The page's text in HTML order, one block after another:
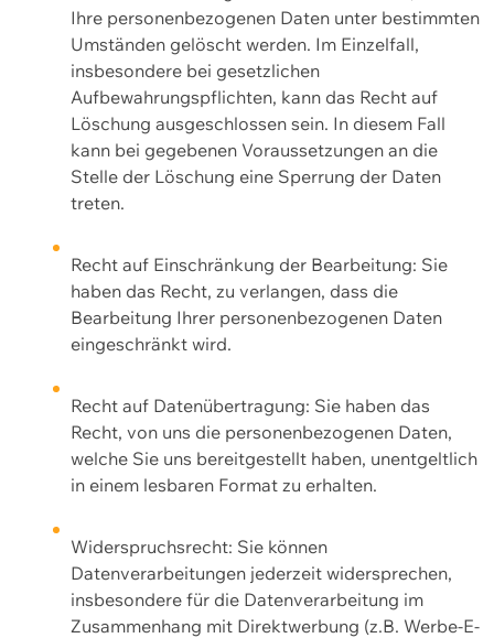
Ihre personenbezogenen Daten unter bestimmten
Umständen gelöscht werden. Im Einzelfall,
insbesondere bei gesetzlichen
Aufbewahrungspflichten, kann das Recht auf
Löschung ausgeschlossen sein. In diesem Fall
kann bei gegebenen Voraussetzungen an die
Stelle der Löschung eine Sperrung der Daten
treten.
Recht auf Einschränkung der Bearbeitung: Sie
haben das Recht, zu verlangen, dass die
Bearbeitung Ihrer personenbezogenen Daten
eingeschränkt wird.
Recht auf Datenübertragung: Sie haben das
Recht, von uns die personenbezogenen Daten,
welche Sie uns bereitgestellt haben, unentgeltlich
in einem lesbaren Format zu erhalten.
Widerspruchsrecht: Sie können
Datenverarbeitungen jederzeit widersprechen,
insbesondere für die Datenverarbeitung im
Zusammenhang mit Direktwerbung (z.B. Werbe-E-